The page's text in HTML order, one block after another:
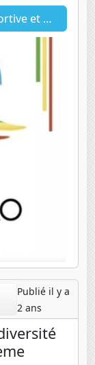
Culturelle
Publié il y a
2 ans